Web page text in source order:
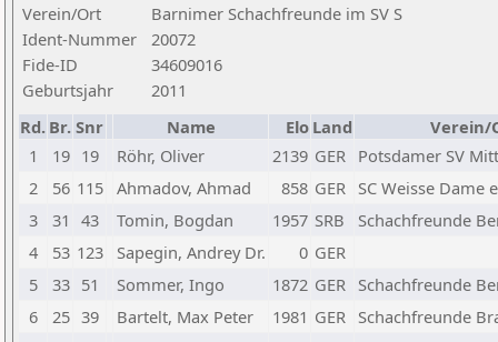
Verein/Ort
Barnimer Schachfreunde im SV S
Ident-Nummer
20072
Fide-ID
34609016
Geburtsjahr
2011
Rd. Br. Snr Name Elo Land
Verein/
1
19 19 Röhr, Oliver 2139 GER Potsdamer SV
2
56 115 Ahmadov, Ahmad 858 GER SC Weisse Dame
3
31 43 Tomin, Bogdan 1957 SRB
Schachfreunde
4
53 123 Sapegin, Andrey Dr. 0 GER
5
33 51 Sommer, Ingo 1872 GER Schachfreunde
6
25 39 Bartelt, Max Peter 1981 GER Schachfreunde